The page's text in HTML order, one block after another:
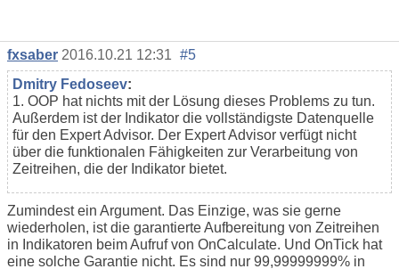
fxsaber 2016.10.21 12:31 #5
Dmitry Fedoseev:
1. OOP hat nichts mit der Lösung dieses Problems zu tun.
Außerdem ist der Indikator die vollständigste Datenquelle
für den Expert Advisor. Der Expert Advisor verfügt nicht
über die funktionalen Fähigkeiten zur Verarbeitung von
Zeitreihen, die der Indikator bietet.
Zumindest ein Argument. Das Einzige, was sie gerne
wiederholen, ist die garantierte Aufbereitung von Zeitreihen
in Indikatoren beim Aufruf von OnCalculate. Und OnTick hat
eine solche Garantie nicht. Es sind nur 99,99999999% in